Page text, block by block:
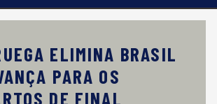
⚲
ELIMINA BRASIL
PARA OS
DE FINAL